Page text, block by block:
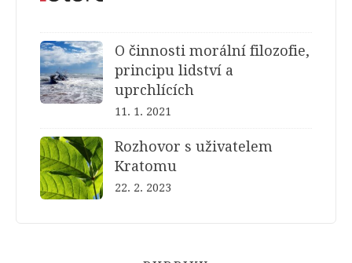
O činnosti morální filozofie,
principu lidství a
uprchlících
11. 1. 2021
Rozhovor s uživatelem
Kratomu
22. 2. 2023